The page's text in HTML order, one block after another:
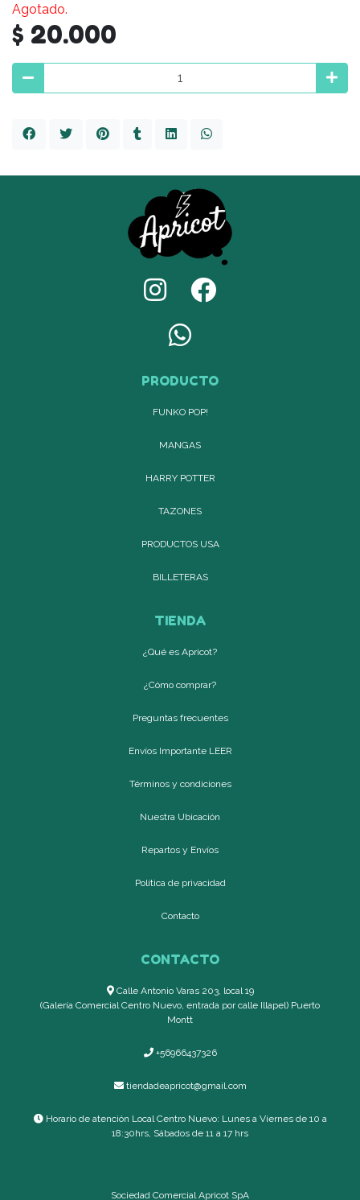
Agotado.
$ 20.000
PRODUCTO
FUNKO POP!
MANGAS
HARRY POTTER
TAZONES
PRODUCTOS USA
BILLETERAS
TIENDA
¿Qué es Apricot?
¿Cómo comprar?
Preguntas frecuentes
Envíos Importante LEER
Términos y condiciones
Nuestra Ubicación
Repartos y Envíos
Política de privacidad
Contacto
CONTACTO
Calle Antonio Varas 203, local 19
(Galería Comercial Centro Nuevo, entrada por calle Illapel) Puerto
Montt
+56966437326
tiendadeapricot@gmail.com
Horario de atención Local Centro Nuevo: Lunes a Viernes de 10 a
18:30hrs, Sábados de 11 a 17 hrs
Sociedad Comercial Apricot SpA